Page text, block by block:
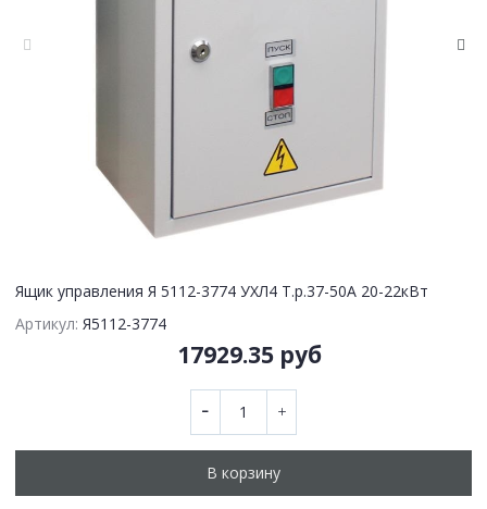
Ящик управления Я 5112-3774 УХЛ4 Т.р.37-50А 20-22кВт
Артикул: Я5112-3774
17929.35 руб
В корзину